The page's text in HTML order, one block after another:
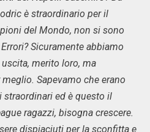
è straordinario per il
del Mondo, non si sono
Errori? Sicuramente abbiamo
merito loro, ma
Sapevamo che erano
ed è questo il
ragazzi, bisogna crescere.
dispiaciuti per la sconfitta e